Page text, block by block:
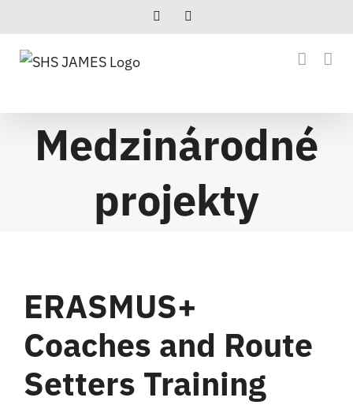
to
content
Facebook
Medzinárodné
projekty
ERASMUS+
Coaches and Route
Setters Training